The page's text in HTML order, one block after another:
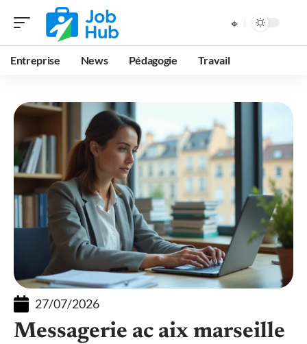
Entreprise News Pédagogie Travail
27/07/2026
Messagerie ac aix marseille